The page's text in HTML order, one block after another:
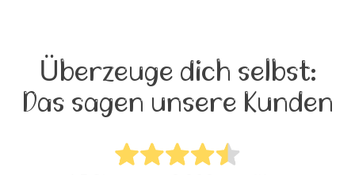
Überzeuge dich selbst:
Das sagen unsere Kunden